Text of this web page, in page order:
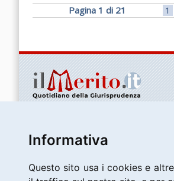
Informativa
Questo sito usa i cookies e
Pagina 1 di 21 1
Iscritta al R.E.A. di Roma al n. 994487
Sede legale: via Antonio Garbasso, 19
Servizio clienti:
Tel: 06 69922624